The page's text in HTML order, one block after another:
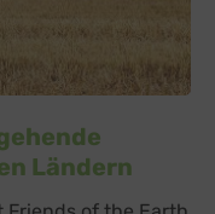
Ländern